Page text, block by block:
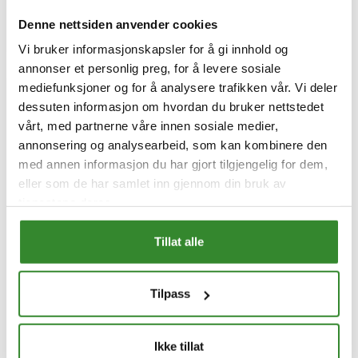
Denne nettsiden anvender cookies
Vi bruker informasjonskapsler for å gi innhold og
annonser et personlig preg, for å levere sosiale
mediefunksjoner og for å analysere trafikken vår. Vi deler
dessuten informasjon om hvordan du bruker nettstedet
vårt, med partnerne våre innen sosiale medier,
annonsering og analysearbeid, som kan kombinere den
med annen informasjon du har gjort tilgjengelig for dem,
eller som de har samlet inn gjennom din bruk av
Tillat alle
Tilpass
Ikke tillat
Kjøp
Majones kuvert idun
Pris
kr 154,37 /stk
Remulade kuvert idun
Pris
kr 141,76 /stk